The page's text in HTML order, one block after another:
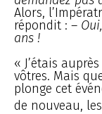
Alors,
répondit : –
ans !
« J’étais
vôtres. Mais
plonge cet
de nouveau,